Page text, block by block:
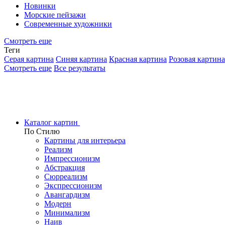
Новинки
Морские пейзажи
Современные художники
Смотреть еще
Теги
Серая картина Синяя картина Красная картина Розовая картина
Смотреть еще Все результаты
Каталог картин
По Стилю
Картины для интерьера
Реализм
Импрессионизм
Абстракция
Сюрреализм
Экспрессионизм
Авангардизм
Модерн
Минимализм
Наив